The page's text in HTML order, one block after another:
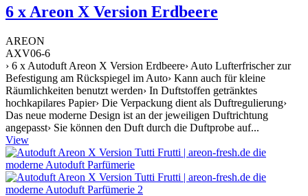
6 x Areon X Version Erdbeere
AREON
AXV06-6
› 6 x Autoduft Areon X Version Erdbeere› Auto Lufterfrischer zur
Befestigung am Rückspiegel im Auto› Kann auch für kleine
Räumlichkeiten benutzt werden› In Duftstoffen getränktes
hochkapilares Papier› Die Verpackung dient als Duftregulierung›
Das neue moderne Design ist an der jeweiligen Duftrichtung
angepasst› Sie können den Duft durch die Duftprobe auf...
View